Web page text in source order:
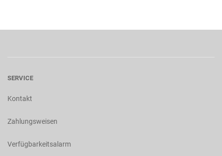
SERVICE
Kontakt
Zahlungsweisen
Verfügbarkeitsalarm